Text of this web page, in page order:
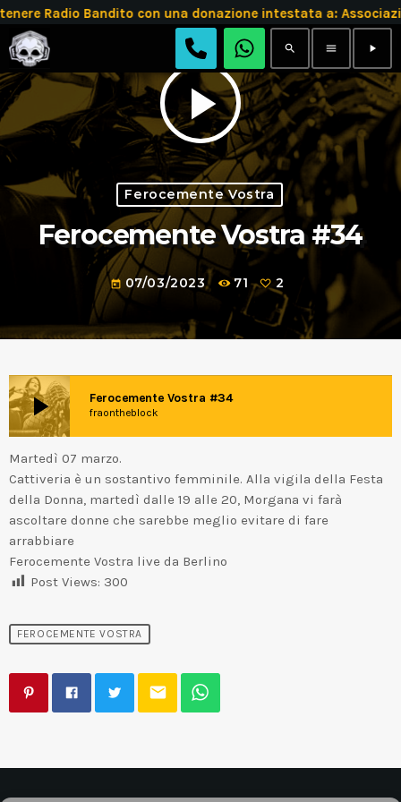
Radio Bandito con una donazione intestata a:
search menu play_arrow
play_arrow
Ferocemente Vostra
Ferocemente Vostra #34
today 07/03/2023 71 2
play_arrow Ferocemente Vostra #34
fraontheblock
Martedì 07 marzo.
Cattiveria è un sostantivo femminile. Alla vigila della Festa
della Donna, martedì dalle 19 alle 20, Morgana vi farà
ascoltare donne che sarebbe meglio evitare di fare
arrabbiare
Ferocemente Vostra live da Berlino
Post Views: 300
FEROCEMENTE VOSTRA
email